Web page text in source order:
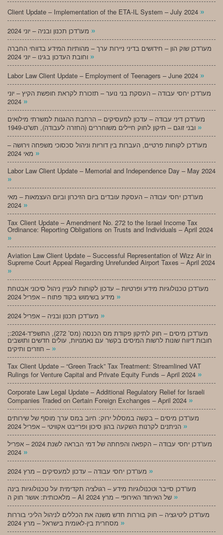
Client Update – Implementation of the ETA-IL System – July 2024 »
»
מעו”דכן שוק הון – חידושים בדיני ניירות ערך – מהותיות המידע בדווחי החברה
»
Labor Law Client Update – Employment of Teenagers – June 2024 »
מעו”דכן יחסי עבודה – העסקת בני נוער – תזכורת לקראת חופשת הקיץ – יוני
»
מעו”דכן דיני עבודה – עדכון למעסיקים – הרחבת ההגנות למשרתי מילואים
»
מעו”דכן לקוחות פרטיים, העברות בין דוריות וניהול סכסוכי משפחה וירושה –
»
Labor Law Client Update – Memorial and Independence Day – May 2024
»
מעו”דכן יחסי עבודה – העסקת עובדים ביום הזיכרון וביום העצמאות – מאי
»
Tax Client Update – Amendment No. 272 to the Israel Income Tax
Ordinance: Reporting Obligations on Trusts and Individuals – April 2024
»
Aviation Law Client Update – Successful Representation of Wizz Air in
Supreme Court Appeal Regarding Unrefunded Airport Taxes – April 2024
»
מעו”דכן טכנולוגיות מידע ופרטיות – עדכון לקוחות לעניין ניהול סיכוני אבטחת
»
»
;מעו”דכן מיסים – חוק לתיקון פקודת מס הכנסה (מס’ 272), התשפ”ד-2024:
חובות דיווח שונות לרשות המיסים בקשר עם נאמנויות, עולים חדשים ותושבים
חוזרים ותיקים – »
Tax Client Update – “Green Track” Tax Treatment: Streamlined VAT
Rulings for Venture Capital and Private Equity Funds – April 2024 »
Corporate Law Legal Update – Additional Regulatory Relief for Israeli
Companies Traded on Certain Foreign Exchanges – April 2024 »
מעו”דכן מיסים – בקשה במסלול ירוק: חיוב במס ערך מוסף של שירותים
»
מעו”דכן יחסי עבודה – הקפאה והפחתה של דמי הבראה לשנת 2024 – אפריל
»
»
מעו”דכן סייבר וטכנולוגיות מידע – רגולציה תקדימית על טכנולוגיות בינה
»
מעו”דכן ליטיגציה – חוק בוררות חדש משנה את הכללים לניהול הליכי בוררות
»